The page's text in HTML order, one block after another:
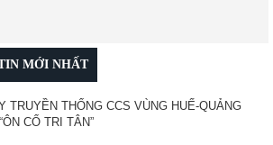
MỚI NHẤT
TRUYỀN THỐNG CCS VÙNG HUẾ-QUẢNG
CỐ TRI TÂN”